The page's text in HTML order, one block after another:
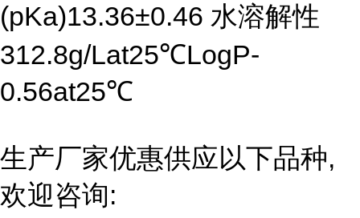
(pKa)13.36±0.46 水溶解性
312.8g/Lat25℃LogP-
0.56at25℃
生产厂家优惠供应以下品种,
欢迎咨询: